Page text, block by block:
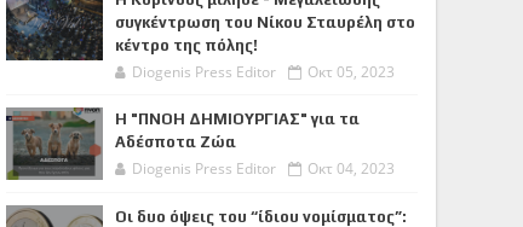
συγκέντρωση του Νίκου Σταυρέλη στο
κέντρο της πόλης!
Diogenis Press Editor Οκτ 05, 2023
Η "ΠΝΟΗ ΔΗΜΙΟΥΡΓΙΑΣ" για τα
Αδέσποτα Ζώα
Diogenis Press Editor Οκτ 04, 2023
Οι δυο όψεις του “ίδιου νομίσματος”: